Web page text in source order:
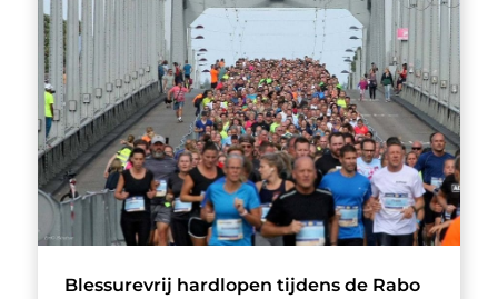
Blessurevrij hardlopen tijdens de Rabo